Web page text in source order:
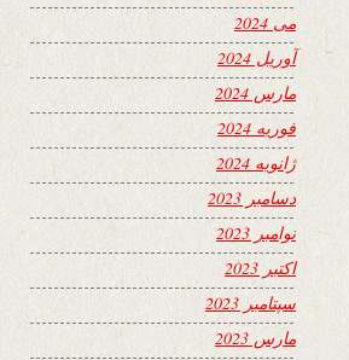
می 2024
آوریل 2024
مارس 2024
فوریه 2024
ژانویه 2024
دسامبر 2023
نوامبر 2023
اکتبر 2023
سپتامبر 2023
مارس 2023